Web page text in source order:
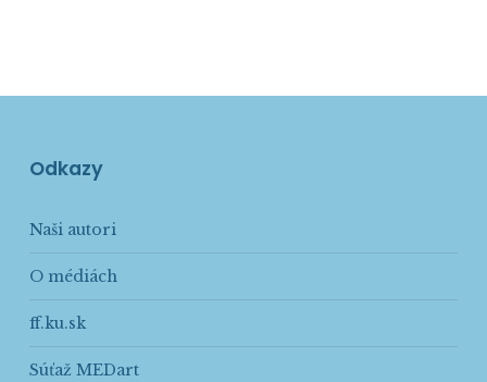
Odkazy
Naši autori
O médiách
ff.ku.sk
Súťaž MEDart